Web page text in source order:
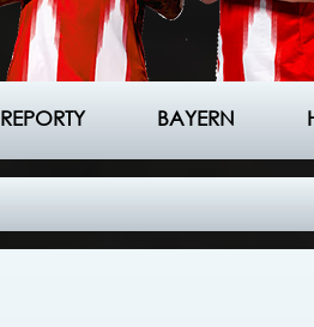
REPORTY BAYERN